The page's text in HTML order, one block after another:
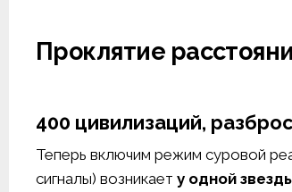
Проклятие
400 цивилизаций,
Теперь включим режим суровой
сигналы) возникает у одной